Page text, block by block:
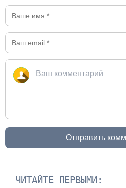
Отправить
ЧИТАЙТЕ ПЕРВЫМИ: